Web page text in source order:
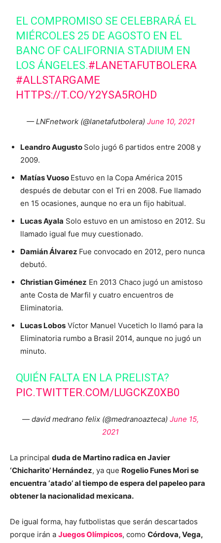
EL COMPROMISO SE CELEBRARÁ EL
MIÉRCOLES 25 DE AGOSTO EN EL
BANC OF CALIFORNIA STADIUM EN
LOS ÁNGELES.#LANETAFUTBOLERA
#ALLSTARGAME
HTTPS://T.CO/Y2YSA5ROHD
— LNFnetwork (@lanetafutbolera) June 10, 2021
Leandro Augusto Solo jugó 6 partidos entre 2008 y
2009.
Matías Vuoso Estuvo en la Copa América 2015
después de debutar con el Tri en 2008. Fue llamado
en 15 ocasiones, aunque no era un fijo habitual.
Lucas Ayala Solo estuvo en un amistoso en 2012. Su
llamado igual fue muy cuestionado.
Damián Álvarez Fue convocado en 2012, pero nunca
debutó.
Christian Giménez En 2013 Chaco jugó un amistoso
ante Costa de Marfil y cuatro encuentros de
Eliminatoria.
Lucas Lobos Víctor Manuel Vucetich lo llamó para la
Eliminatoria rumbo a Brasil 2014, aunque no jugó un
minuto.
QUIÉN FALTA EN LA PRELISTA?
PIC.TWITTER.COM/LUGCKZ0XB0
— david medrano felix (@medranoazteca) June 15,
2021
La principal duda de Martino radica en Javier
‘Chicharito’ Hernández, ya que Rogelio Funes Mori se
encuentra ‘atado’ al tiempo de espera del papeleo para
obtener la nacionalidad mexicana.
De igual forma, hay futbolistas que serán descartados
porque irán a Juegos Olímpicos, como Córdova, Vega,